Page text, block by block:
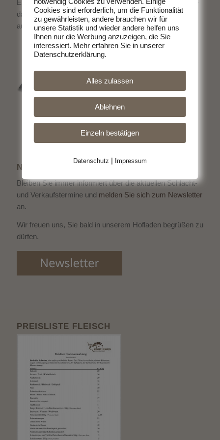
Erzeuger. Ohne schlechtes Gewissen Fleisch zu essen -
das geht. Entscheiden Sie sich für hochwertige Produkte
aus der Region.
NEWSLETTER
Bleiben Sie immer informiert über die aktuellen Schlacht-
und Verkaufstermine und melden Sie sich zum Newsletter
an.
Wir freuen uns, Sie bald in unserem Hofladen begrüßen zu
dürfen.
PREISLISTE FLEISCH
Cookies sind erforderlich, um die Funktionalität
zu gewährleisten, andere brauchen wir für
unsere Statistik und wieder andere helfen uns
Ihnen nur die Werbung anzuzeigen, die Sie
interessiert. Mehr erfahren Sie in unserer
Datenschutzerklärung.
Alles zulassen
Ablehnen
Einzeln bestätigen
Datenschutz | Impressum